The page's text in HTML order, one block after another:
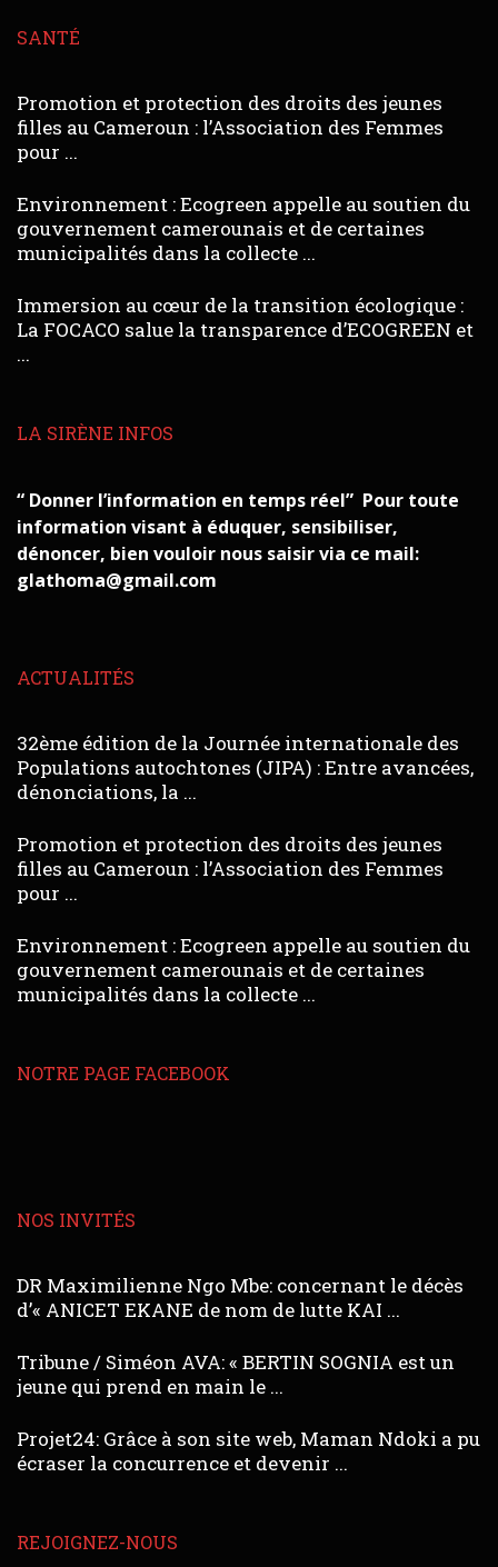
SANTÉ
Promotion et protection des droits des jeunes
filles au Cameroun : l’Association des Femmes
pour ...
Environnement : Ecogreen appelle au soutien du
gouvernement camerounais et de certaines
municipalités dans la collecte ...
Immersion au cœur de la transition écologique :
La FOCACO salue la transparence d’ECOGREEN et
...
LA SIRÈNE INFOS
“ Donner l’information en temps réel” Pour toute
information visant à éduquer, sensibiliser,
dénoncer, bien vouloir nous saisir via ce mail:
glathoma@gmail.com
ACTUALITÉS
32ème édition de la Journée internationale des
Populations autochtones (JIPA) : Entre avancées,
dénonciations, la ...
Promotion et protection des droits des jeunes
filles au Cameroun : l’Association des Femmes
pour ...
Environnement : Ecogreen appelle au soutien du
gouvernement camerounais et de certaines
municipalités dans la collecte ...
NOTRE PAGE FACEBOOK
NOS INVITÉS
DR Maximilienne Ngo Mbe: concernant le décès
d’« ANICET EKANE de nom de lutte KAI ...
Tribune / Siméon AVA: « BERTIN SOGNIA est un
jeune qui prend en main le ...
Projet24: Grâce à son site web, Maman Ndoki a pu
écraser la concurrence et devenir ...
REJOIGNEZ-NOUS